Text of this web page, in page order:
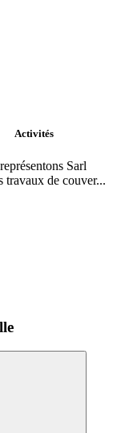
Activités
Sarl
travaux de couver...